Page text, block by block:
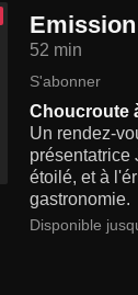
Emission
52 min
S'abonner
Choucroute
Un rendez-
présentatrice
étoilé, et à
gastronomie.
Disponible